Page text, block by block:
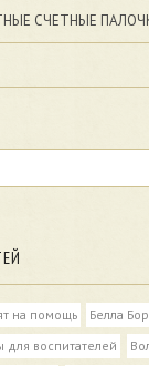
СЧЕТНЫЕ
на помощь
Белла
для воспитателей